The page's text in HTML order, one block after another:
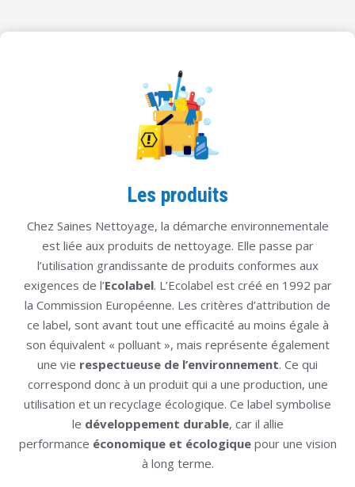
Les produits
Chez Saines Nettoyage, la démarche environnementale
est liée aux produits de nettoyage. Elle passe par
l’utilisation grandissante de produits conformes aux
exigences de l’Ecolabel. L’Ecolabel est créé en 1992 par
la Commission Européenne. Les critères d’attribution de
ce label, sont avant tout une efficacité au moins égale à
son équivalent « polluant », mais représente également
une vie respectueuse de l’environnement. Ce qui
correspond donc à un produit qui a une production, une
utilisation et un recyclage écologique. Ce label symbolise
le développement durable, car il allie
performance économique et écologiquepour une vision
à long terme.